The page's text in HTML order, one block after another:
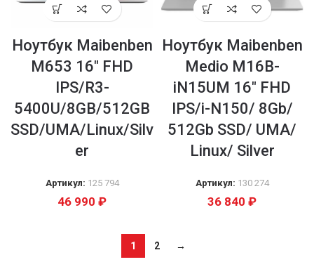
Ноутбук Maibenben
M653 16″ FHD
IPS/R3-
5400U/8GB/512GB
SSD/UMA/Linux/Silv
er
Артикул: 125 794
46 990 ₽
Ноутбук Maibenben
Medio M16B-
iN15UM 16″ FHD
IPS/i-N150/ 8Gb/
512Gb SSD/ UMA/
Linux/ Silver
Артикул: 130 274
36 840 ₽
1 2 →